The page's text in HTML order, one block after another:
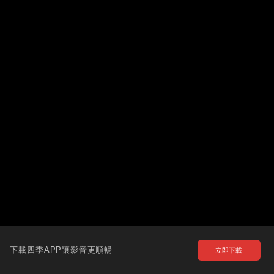
下載四季APP讓影音更順暢 立即下載